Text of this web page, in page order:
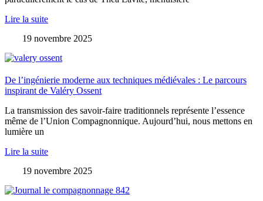
Lire la suite
19 novembre 2025
De l’ingénierie moderne aux techniques médiévales : Le parcours
inspirant de Valéry Ossent
La transmission des savoir-faire traditionnels représente l’essence
même de l’Union Compagnonnique. Aujourd’hui, nous mettons en
lumière un
Lire la suite
19 novembre 2025